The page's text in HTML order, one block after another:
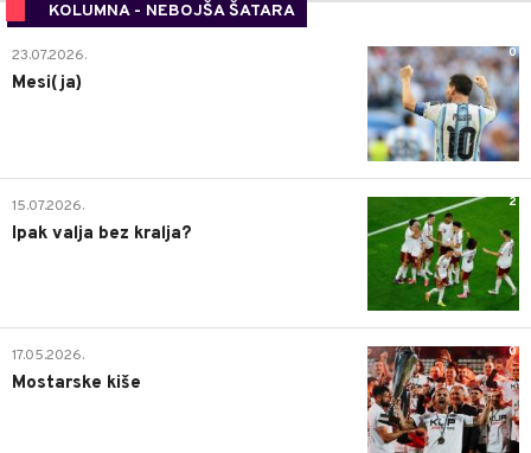
KOLUMNA - NEBOJŠA ŠATARA
0
23.07.2026.
Mesi(ja)
2
15.07.2026.
Ipak valja bez kralja?
0
17.05.2026.
Mostarske kiše